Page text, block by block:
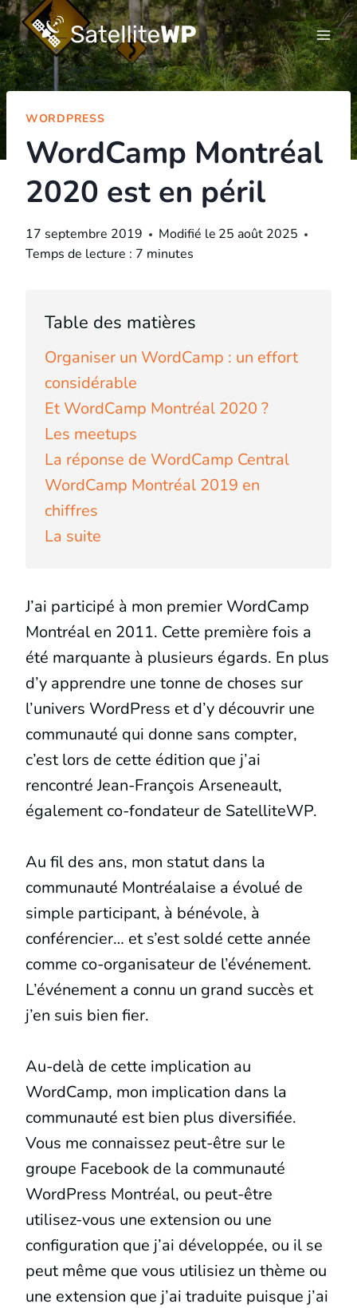
Skip
to
content
WORDPRESS
WordCamp Montréal
2020 est en péril
17 septembre 2019 Modifié le 25 août 2025
Temps de lecture : 7 minutes
Table des matières
Organiser un WordCamp : un effort
considérable
Et WordCamp Montréal 2020 ?
Les meetups
La réponse de WordCamp Central
WordCamp Montréal 2019 en
chiffres
La suite
J’ai participé à mon premier WordCamp
Montréal en 2011. Cette première fois a
été marquante à plusieurs égards. En plus
d’y apprendre une tonne de choses sur
l’univers WordPress et d’y découvrir une
communauté qui donne sans compter,
c’est lors de cette édition que j’ai
rencontré Jean-François Arseneault,
également co-fondateur de SatelliteWP.
Au fil des ans, mon statut dans la
communauté Montréalaise a évolué de
simple participant, à bénévole, à
conférencier… et s’est soldé cette année
comme co-organisateur de l’événement.
L’événement a connu un grand succès et
j’en suis bien fier.
Au-delà de cette implication au
WordCamp, mon implication dans la
communauté est bien plus diversifiée.
Vous me connaissez peut-être sur le
groupe Facebook de la communauté
WordPress Montréal, ou peut-être
utilisez-vous une extension ou une
configuration que j’ai développée, ou il se
peut même que vous utilisiez un thème ou
une extension que j’ai traduite puisque j’ai